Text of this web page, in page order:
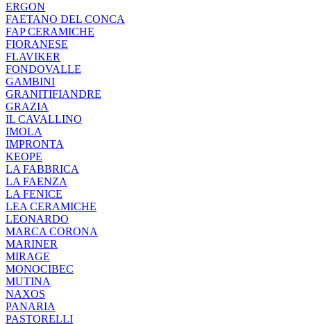
ERGON
FAETANO DEL CONCA
FAP CERAMICHE
FIORANESE
FLAVIKER
FONDOVALLE
GAMBINI
GRANITIFIANDRE
GRAZIA
IL CAVALLINO
IMOLA
IMPRONTA
KEOPE
LA FABBRICA
LA FAENZA
LA FENICE
LEA CERAMICHE
LEONARDO
MARCA CORONA
MARINER
MIRAGE
MONOCIBEC
MUTINA
NAXOS
PANARIA
PASTORELLI